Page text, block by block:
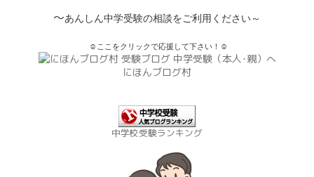
～あんしん中学受験の相談をご利用ください～
☺ここをクリックで応援して下さい！☺
にほんブログ村
中学校受験ランキング